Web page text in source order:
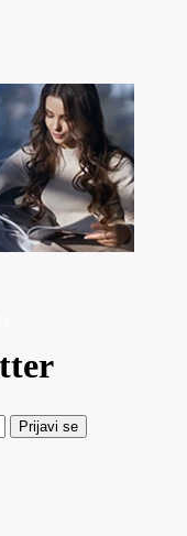
Prijavi se